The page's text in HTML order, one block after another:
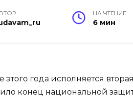
НА ЧТЕНИЕ
6 мин
этого года исполняется
конец национальной